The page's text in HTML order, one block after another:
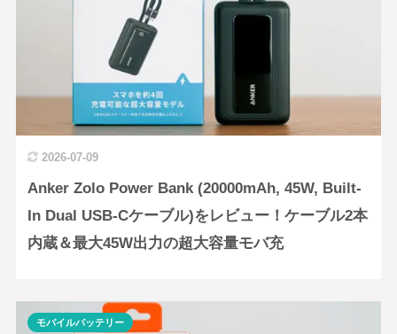
2026-07-09
Anker Zolo Power Bank (20000mAh, 45W, Built-
In Dual USB-Cケーブル)をレビュー！ケーブル2本
内蔵＆最大45W出力の超大容量モバ充
モバイルバッテリー